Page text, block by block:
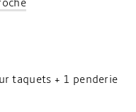
taquets + 1 penderie